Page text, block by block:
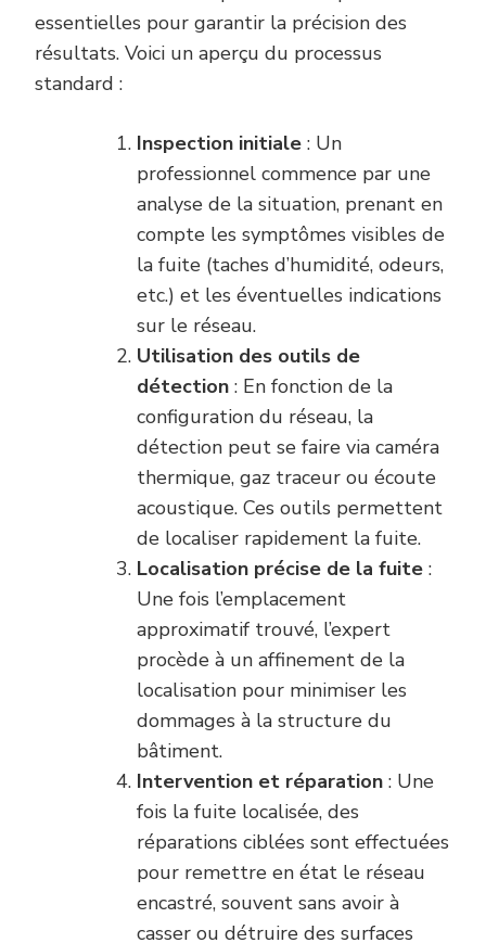
essentielles pour garantir la précision des
résultats. Voici un aperçu du processus
standard :
Inspection initiale : Un
professionnel commence par une
analyse de la situation, prenant en
compte les symptômes visibles de
la fuite (taches d’humidité, odeurs,
etc.) et les éventuelles indications
sur le réseau.
Utilisation des outils de
détection : En fonction de la
configuration du réseau, la
détection peut se faire via caméra
thermique, gaz traceur ou écoute
acoustique. Ces outils permettent
de localiser rapidement la fuite.
Localisation précise de la fuite :
Une fois l’emplacement
approximatif trouvé, l’expert
procède à un affinement de la
localisation pour minimiser les
dommages à la structure du
bâtiment.
Intervention et réparation : Une
fois la fuite localisée, des
réparations ciblées sont effectuées
pour remettre en état le réseau
encastré, souvent sans avoir à
casser ou détruire des surfaces